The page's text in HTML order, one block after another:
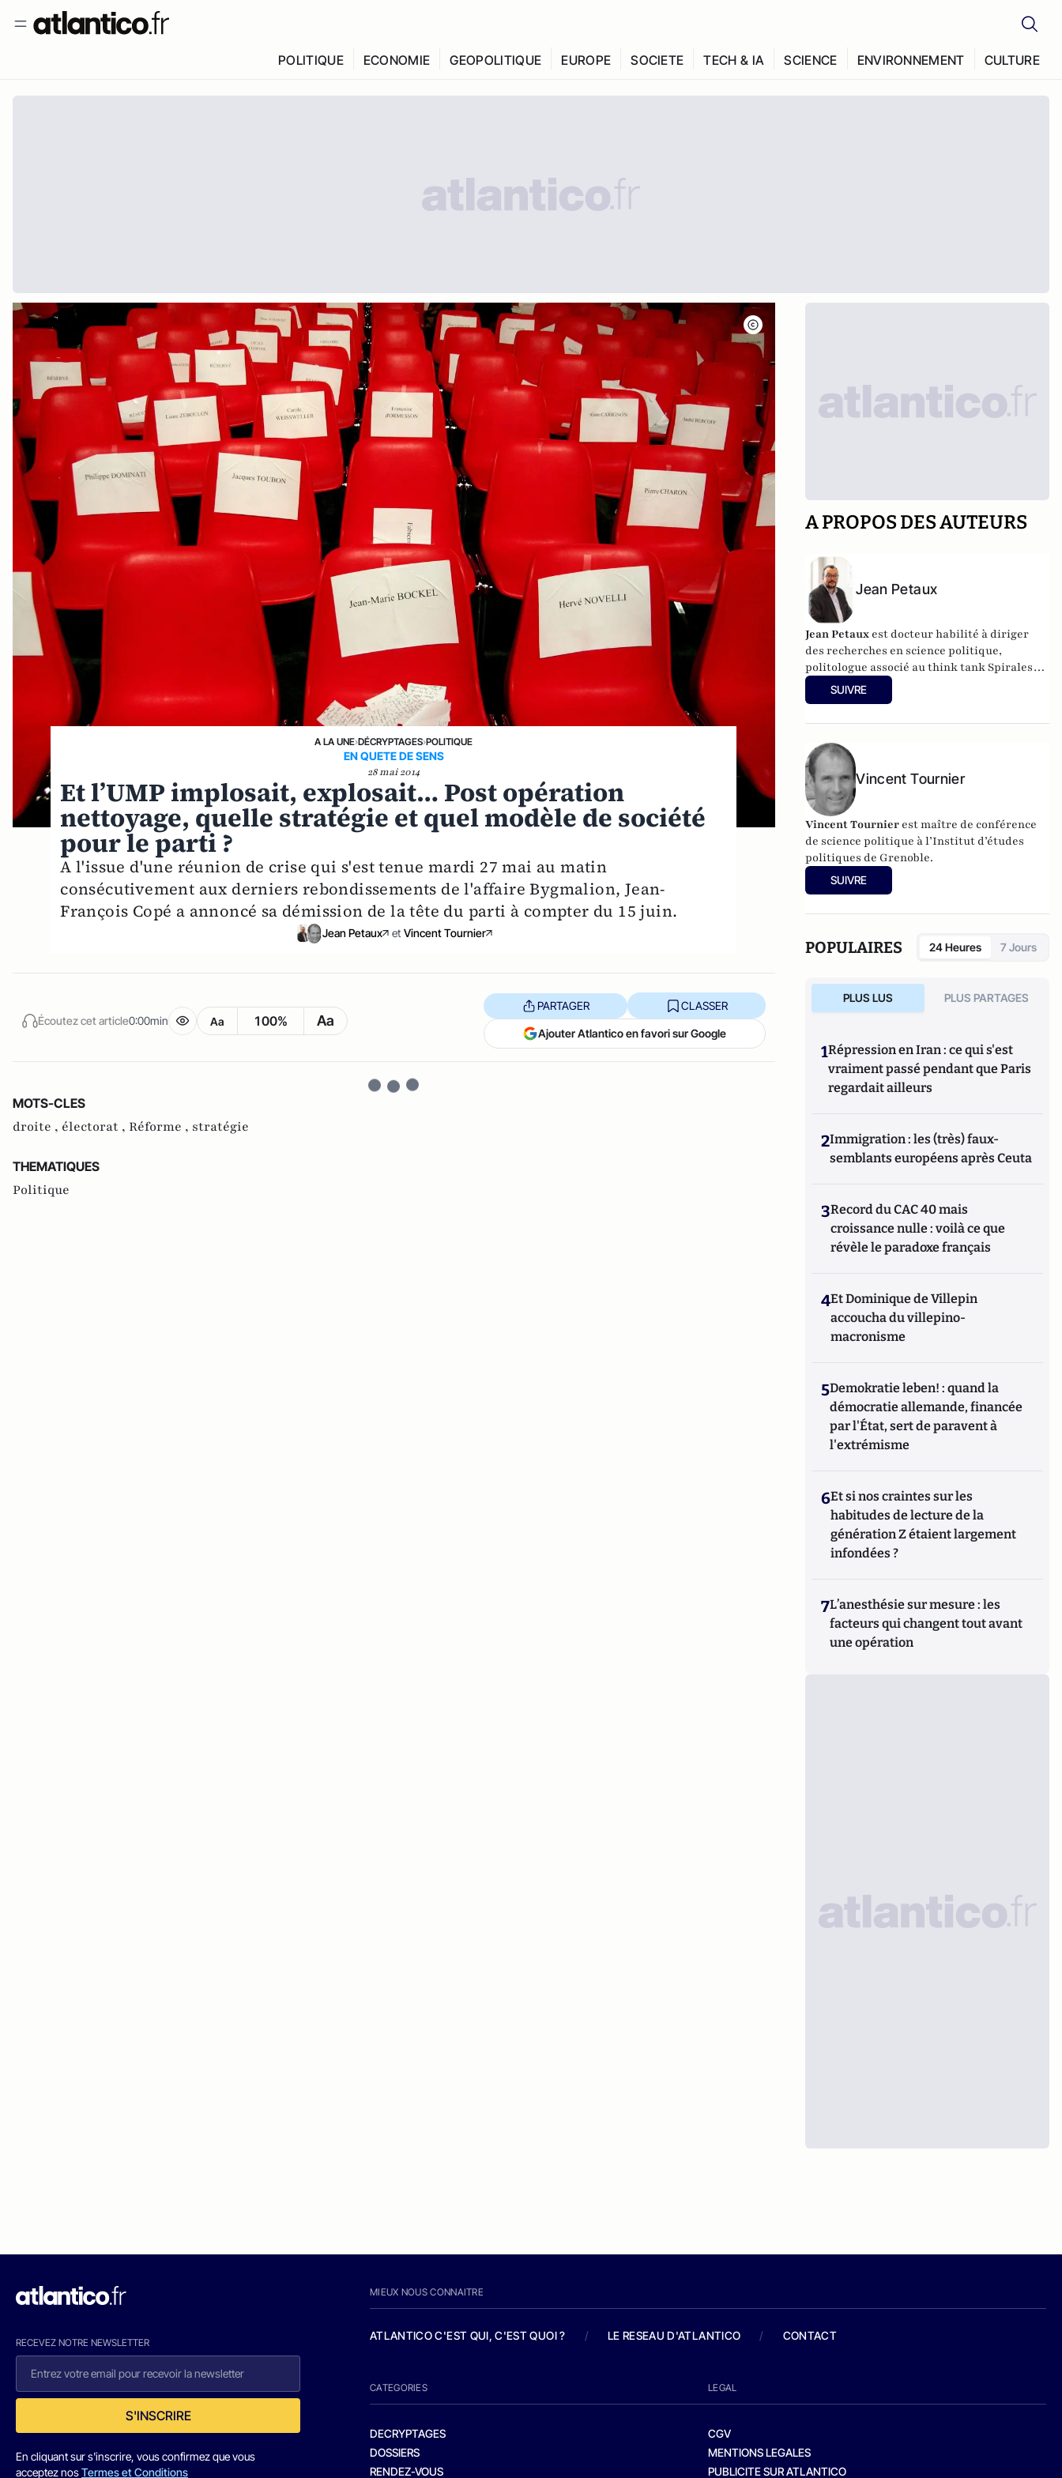
POLITIQUE ECONOMIE GEOPOLITIQUE EUROPE SOCIETE TECH & IA SCIENCE ENVIRONNEMENT CULTURE
A LA UNE›DÉCRYPTAGES›POLITIQUE
EN QUETE DE SENS
28 mai 2014
Et l’UMP implosait, explosait… Post opération
nettoyage, quelle stratégie et quel modèle de société
pour le parti ?
A l'issue d'une réunion de crise qui s'est tenue mardi 27 mai au matin
consécutivement aux derniers rebondissements de l'affaire Bygmalion, Jean-
François Copé a annoncé sa démission de la tête du parti à compter du 15 juin.
Jean Petaux et Vincent Tournier
Écoutez cet article0:00min Aa 100% Aa
PARTAGER CLASSER
Ajouter Atlantico en favori sur Google
MOTS-CLES
droite , électorat , Réforme , stratégie
THEMATIQUES
Politique
A PROPOS DES AUTEURS
Jean Petaux
Jean Petaux est docteur habilité à diriger
des recherches en science politique,
politologue associé au think tank Spirales
Institut.SUIVRE
Vincent Tournier
Vincent Tournier est maître de conférence
de science politique à l’Institut d’études
politiques de Grenoble.
SUIVRE
POPULAIRES 24 Heures 7 Jours
PLUS LUS PLUS PARTAGES
1Répression en Iran : ce qui s'est
vraiment passé pendant que Paris
regardait ailleurs
2Immigration : les (très) faux-
semblants européens après Ceuta
3Record du CAC 40 mais
croissance nulle : voilà ce que
révèle le paradoxe français
4Et Dominique de Villepin
accoucha du villepino-
macronisme
5Demokratie leben! : quand la
démocratie allemande, financée
par l'État, sert de paravent à
l'extrémisme
6Et si nos craintes sur les
habitudes de lecture de la
génération Z étaient largement
infondées ?
7L’anesthésie sur mesure : les
facteurs qui changent tout avant
une opération
RECEVEZ NOTRE NEWSLETTER
S'INSCRIRE
En cliquant sur s'inscrire, vous confirmez que vous
acceptez nosTermes et Conditions
MIEUX NOUS CONNAITRE
ATLANTICO C'EST QUI, C'EST QUOI ? / LE RESEAU D'ATLANTICO / CONTACT
CATEGORIES
DECRYPTAGES
DOSSIERS
RENDEZ-VOUS
LEGAL
CGV
MENTIONS LEGALES
PUBLICITE SUR ATLANTICO